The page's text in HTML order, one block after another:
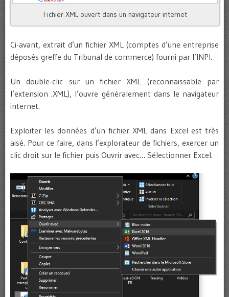
Fichier XML ouvert dans un navigateur internet
Ci-avant, extrait d’un fichier XML (comptes d’une entreprise
déposés greffe du Tribunal de commerce) fourni par l’INPI.
Un double-clic sur un fichier XML (reconnaissable par
l’extension .XML), l’ouvre généralement dans le navigateur
internet.
Exploiter les données d’un fichier XML dans Excel est très
aisé. Pour ce faire, dans l’explorateur de fichiers, exercer un
clic droit sur le fichier puis Ouvrir avec… Sélectionner Excel.